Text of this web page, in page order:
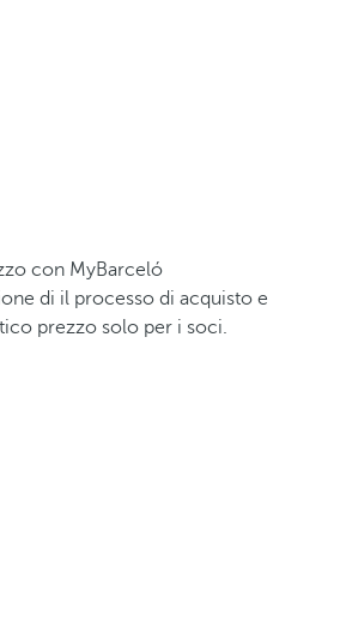
con MyBarceló
di il processo di acquisto e
prezzo solo per i soci.